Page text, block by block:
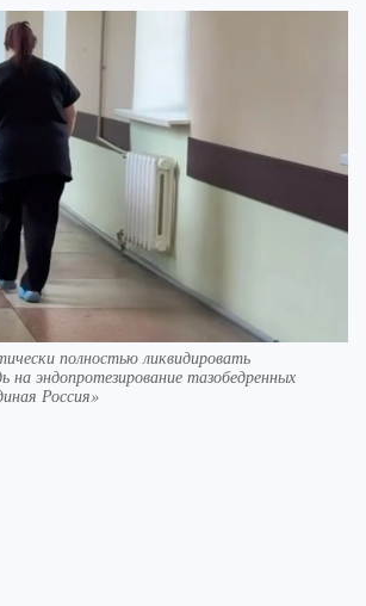
полностью ликвидировать
на эндопротезирование тазобедренных
Россия»